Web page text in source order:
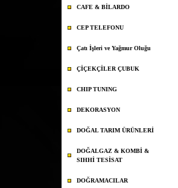
CAFE & BİLARDO
CEP TELEFONU
Çatı İşleri ve Yağmur Oluğu
ÇİÇEKÇİLER ÇUBUK
CHIP TUNING
DEKORASYON
DOĞAL TARIM ÜRÜNLERİ
DOĞALGAZ & KOMBİ &
SIHHİ TESİSAT
DOĞRAMACILAR